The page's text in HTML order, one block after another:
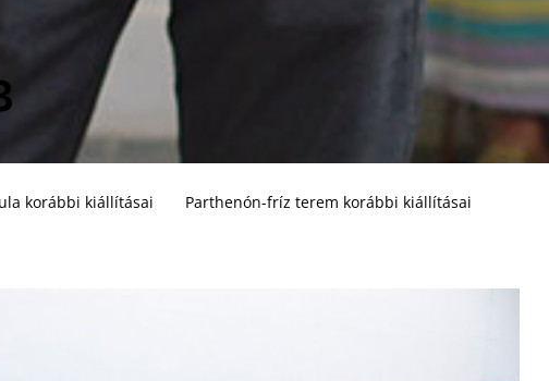
korábbi kiállításai
Parthenón-fríz terem korábbi kiállításai